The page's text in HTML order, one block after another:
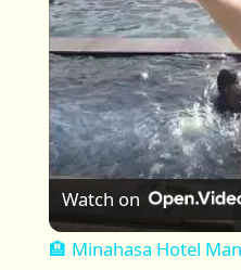
Watch on
🏨 Minahasa Hotel